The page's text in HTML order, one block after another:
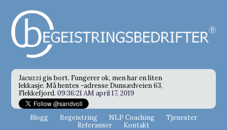
Jacuzzi gis bort. Fungerer ok, men har en liten
lekkasje. Må hentes -adresse Dunsædveien 63,
Flekkefjord. 09:36:21 AM april 17, 2019
Blogg Begeistring NLP Coaching
Tjenester
Referanser
Kontakt